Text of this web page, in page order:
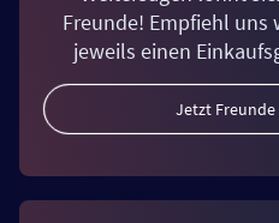
Freunde! Empfiehl
jeweils einen
Jetzt Freunde